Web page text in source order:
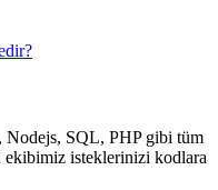
Nodejs, SQL, PHP gibi tüm
ekibimiz isteklerinizi kodlara